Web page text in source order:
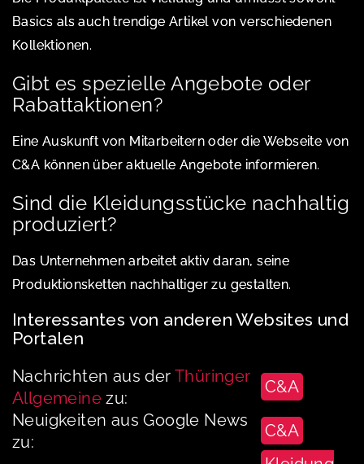
Basics als auch trendige Artikel von verschiedenen
Kollektionen.
Gibt es spezielle Angebote oder
Rabattaktionen?
Eine Auskunft von Mitarbeitern oder die Webseite von
C&A können über aktuelle Angebote informieren.
Sind die Kleidungsstücke nachhaltig
produziert?
Das Unternehmen arbeitet aktiv daran, seine
Produktionsketten nachhaltiger zu gestalten.
Interessantes von anderen Websites und
Portalen
Nachrichten aus der Thüringer
Allgemeine zu:
C&A
Neuigkeiten aus Google News
zu:
C&A